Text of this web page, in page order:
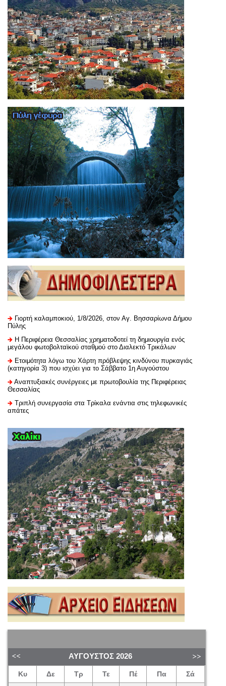
Γιορτή καλαμποκιού, 1/8/2026, στον Αγ. Βησσαρίωνα Δήμου
Πύλης
H Περιφέρεια Θεσσαλίας χρηματοδοτεί τη δημιουργία ενός
μεγάλου φωτοβολταϊκού σταθμού στο Διαλεκτό Τρικάλων
Ετοιμότητα λόγω του Χάρτη πρόβλεψης κινδύνου πυρκαγιάς
(κατηγορία 3) που ισχύει για το Σάββατο 1η Αυγούστου
Αναπτυξιακές συνέργειες με πρωτοβουλία της Περιφέρειας
Θεσσαλίας
Τριπλή συνεργασία στα Τρίκαλα ενάντια στις τηλεφωνικές
απάτες
ΑΎΓΟΥΣΤΟΣ 2026
Κυ Δε Τρ Τε Πέ Πα Σά